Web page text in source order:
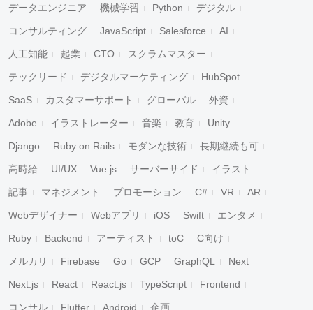
データエンジニア 機械学習 Python デジタル
コンサルティング JavaScript Salesforce AI
人工知能 起業 CTO スクラムマスター
テックリード デジタルマーケティング HubSpot
SaaS カスタマーサポート グローバル 外資
Adobe イラストレーター 音楽 教育 Unity
Django Ruby on Rails モダンな技術 長期継続も可
高時給 UI/UX Vue.js サーバーサイド イラスト
記事 マネジメント プロモーション C# VR AR
Webデザイナー Webアプリ iOS Swift エンタメ
Ruby Backend アーティスト toC C向け
メルカリ Firebase Go GCP GraphQL Next
Next.js React React.js TypeScript Frontend
コンサル Flutter Android 企画